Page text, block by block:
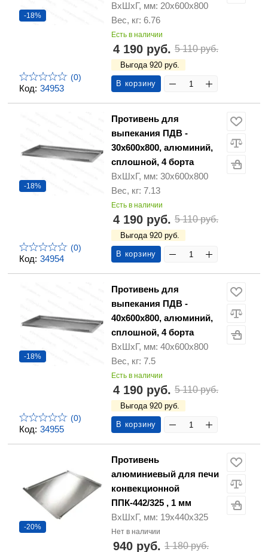
Код: 34953
-18%
(0)
ВхШхГ, мм: 20х600х800
Вес, кг: 6.76
Есть в наличии
4 190 руб. 5 110 руб.
Выгода 920 руб.
В корзину
Код: 34954
-18%
(0)
Противень для
выпекания ПДВ -
30х600х800, алюминий,
сплошной, 4 борта
ВхШхГ, мм: 30х600х800
Вес, кг: 7.13
Есть в наличии
4 190 руб. 5 110 руб.
Выгода 920 руб.
В корзину
Код: 34955
-18%
(0)
Противень для
выпекания ПДВ -
40х600х800, алюминий,
сплошной, 4 борта
ВхШхГ, мм: 40х600х800
Вес, кг: 7.5
Есть в наличии
4 190 руб. 5 110 руб.
Выгода 920 руб.
В корзину
-20%
Противень
алюминиевый для печи
конвекционной
ППК-442/325 , 1 мм
ВхШхГ, мм: 19х440х325
Нет в наличии
940 руб. 1 180 руб.